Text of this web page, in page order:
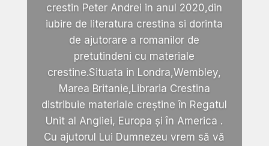
crestin Peter Andrei in anul 2020,din
iubire de literatura crestina si dorinta
de ajutorare a romanilor de
pretutindeni cu materiale
crestine.Situata in Londra,Wembley,
Marea Britanie,Libraria Crestina
distribuie materiale creștine în Regatul
Unit al Angliei, Europa și în America .
Cu ajutorul Lui Dumnezeu vrem să vă